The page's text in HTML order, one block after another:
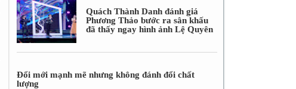
Quách Thành Danh đánh giá
Phương Thảo bước ra sân khấu
đã thấy ngay hình ảnh Lệ Quyên
Đổi mới mạnh mẽ nhưng không đánh đổi chất
lượng